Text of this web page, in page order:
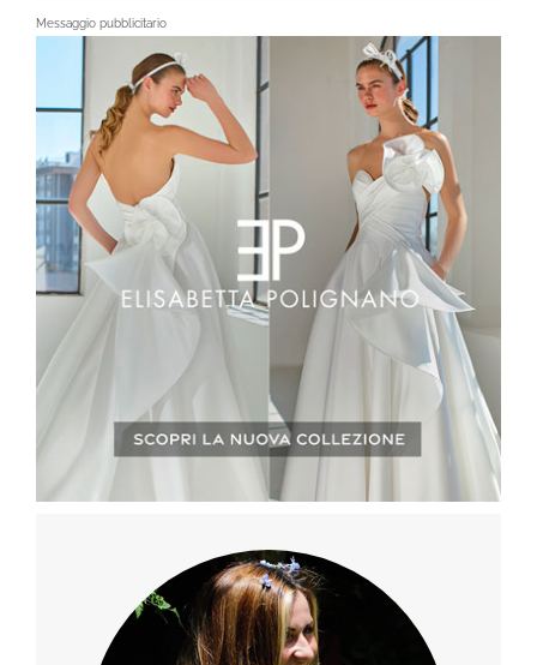
Messaggio pubblicitario